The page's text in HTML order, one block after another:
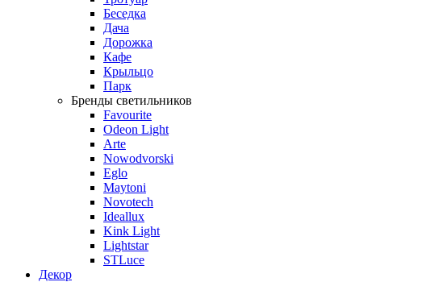
Беседка
Дача
Дорожка
Кафе
Крыльцо
Парк
Бренды светильников
Favourite
Odeon Light
Arte
Nowodvorski
Eglo
Maytoni
Novotech
Ideallux
Kink Light
Lightstar
STLuce
Декор